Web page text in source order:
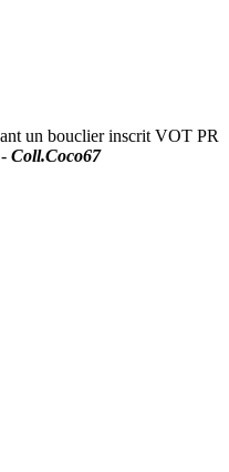
un bouclier inscrit VOT PR
Coll.Coco67